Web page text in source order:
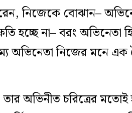
নিজেকে বোঝান–
না– বরং অভিনেতা
অভিনেতা নিজের মনে এক
অভিনীত চরিত্রের মতোই